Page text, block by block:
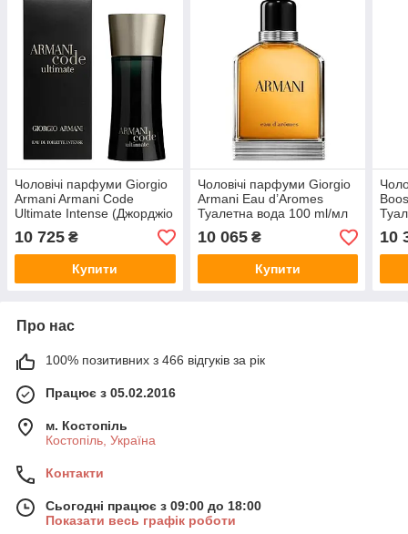
Чоловічі парфуми Giorgio
Armani Armani Code
Ultimate Intense (Джорджіо
Армані Армані Коде
Ультімейт Інтенс)
Туалетна вода 50 ml/мл
10 725 ₴
Купити
Чоловічі парфуми Giorgio
Armani Eau d’Aromes
Туалетна вода 100 ml/мл
Тестер
10 065₴
Купити
10
Про нас
100% позитивних з 466 відгуків за рік
Працює з 05.02.2016
м. Костопіль
Костопіль, Україна
Контакти
Сьогодні працює з 09:00 до 18:00
Показати весь графік роботи